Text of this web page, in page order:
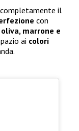
il
con
marrone e
ai colori